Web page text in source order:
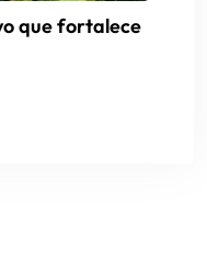
que fortalece